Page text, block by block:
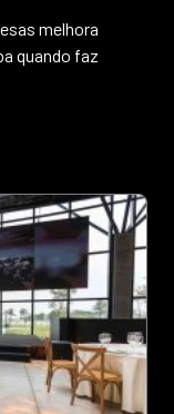
melhora
quando faz